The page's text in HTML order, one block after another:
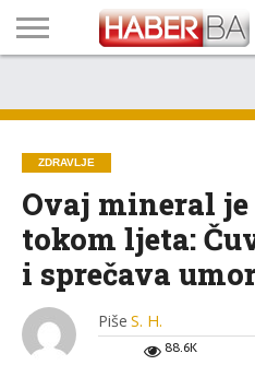
TECH
PROGRAM
PROGNOZA
PUTEVIMA
LISTA
NAMA
ZDRAVLJE
Ovaj mineral
tokom ljeta:
i sprečava
Piše S. H.
88.6K